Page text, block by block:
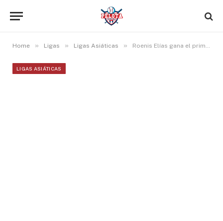
Home » Ligas » Ligas Asiáticas » Roenis Elías gana el primer juego de la temporada en Corea con otra apertura de calidad
LIGAS ASIÁTICAS